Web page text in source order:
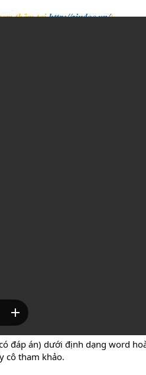
đáp án) dưới định dạng word
cô tham khảo.